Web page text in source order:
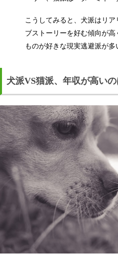
こうしてみると、犬派はリ
ブストーリーを好む傾向が
ものが好きな現実逃避派が多
犬派VS猫派、年収が高いの